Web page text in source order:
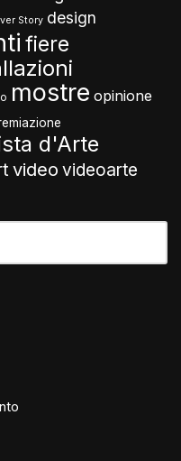
Story design
fiere
mostre opinione
d'Arte
video videoarte